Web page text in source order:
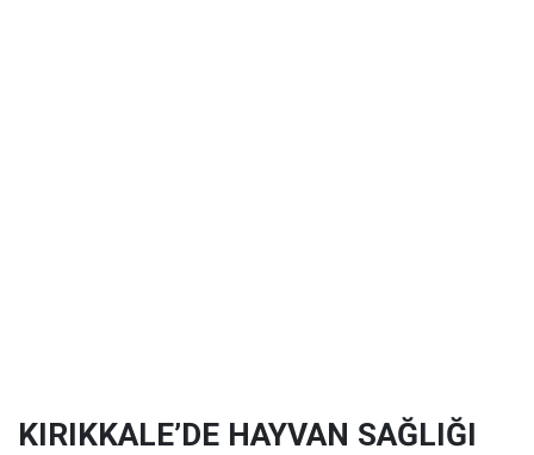
KIRIKKALE’DE HAYVAN SAĞLIĞI